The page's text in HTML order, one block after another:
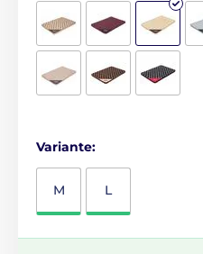
Variante:
M L